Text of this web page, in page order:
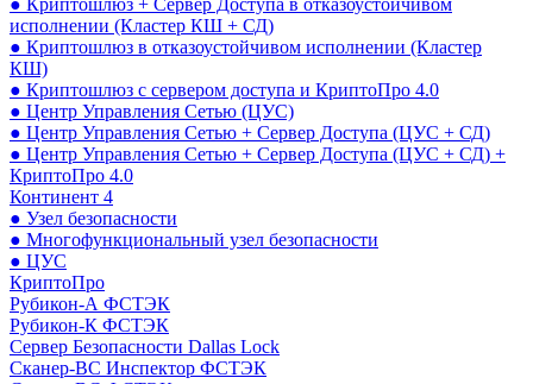
исполнении (Кластер КШ + СД)
● Криптошлюз в отказоустойчивом исполнении (Кластер
КШ)
● Криптошлюз с сервером доступа и КриптоПро 4.0
● Центр Управления Сетью (ЦУС)
● Центр Управления Сетью + Сервер Доступа (ЦУС + СД)
● Центр Управления Сетью + Сервер Доступа (ЦУС + СД) +
КриптоПро 4.0
Континент 4
● Узел безопасности
● Многофункциональный узел безопасности
● ЦУС
КриптоПро
Рубикон-А ФСТЭК
Рубикон-К ФСТЭК
Сервер Безопасности Dallas Lock
Сканер-ВС Инспектор ФСТЭК